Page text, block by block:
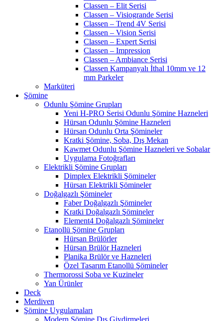
Classen – Elit Serisi
Classen – Visiogrande Serisi
Classen – Trend 4V Serisi
Classen – Vision Serisi
Classen – Expert Serisi
Classen – Impression
Classen – Ambiance Serisi
Classen Kampanyalı İthal 10mm ve 12
mm Parkeler
Marküteri
Şömine
Odunlu Şömine Grupları
Yeni H-PRO Serisi Odunlu Şömine Hazneleri
Hürsan Odunlu Şömine Hazneleri
Hürsan Odunlu Orta Şömineler
Kratki Şömine, Soba, Dış Mekan
Kawmet Odunlu Şömine Hazneleri ve Sobalar
Uygulama Fotoğrafları
Elektrikli Şömine Grupları
Dimplex Elektrikli Şömineler
Hürsan Elektrikli Şömineler
Doğalgazlı Şömineler
Faber Doğalgazlı Şömineler
Kratki Doğalgazlı Şömineler
Element4 Doğalgazlı Şömineler
Etanollü Şömine Grupları
Hürsan Brülörler
Hürsan Brülör Hazneleri
Planika Brülör ve Hazneleri
Özel Tasarım Etanollü Şömineler
Thermorossi Soba ve Kuzineler
Yan Ürünler
Deck
Merdiven
Şömine Uygulamaları
Modern Şömine Dış Giydirmeleri